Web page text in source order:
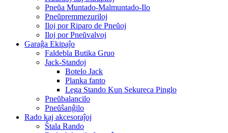
Pneŭa Muntado-Malmuntado-Ilo
Pneŭpremmezuriloj
Iloj por Riparo de Pneŭoj
Iloj por Pneŭvalvoj
Garaĝa Ekipaĵo
Faldebla Butika Gruo
Jack-Standoj
Botelo Jack
Planka fanto
Lega Stando Kun Sekureca Pinglo
Pneŭbalancilo
Pneŭŝanĝilo
Rado kaj akcesoraĵoj
Ŝtala Rando